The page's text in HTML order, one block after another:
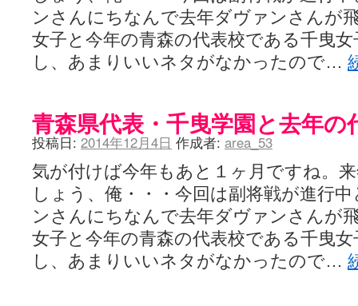
ンさんにちなんで去年ダヴァンさんが
女子と今年の青森の代表校である千曳
し、あまりいいネタがなかったので…
青森県代表・千曳学園と去年の
投稿日: 2014年12月4日 作成者: area_53
気が付けば今年もあと１ヶ月ですね。
しょう、俺・・・今回は副将戦が進行
ンさんにちなんで去年ダヴァンさんが
女子と今年の青森の代表校である千曳
し、あまりいいネタがなかったので…